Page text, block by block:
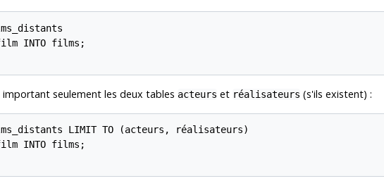
INTO films;
seulement les deux tables acteurs et réalisateurs (s'ils existent) :
films_distants LIMIT TO (acteurs, réalisateurs)
INTO films;